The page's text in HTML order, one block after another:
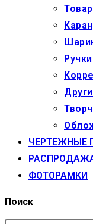
ЧЕРТЕЖНЫЕ
ФОТОРАМКИ
Поиск